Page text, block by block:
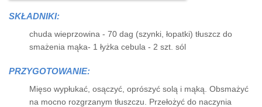
SKŁADNIKI:
chuda wieprzowina - 70 dag (szynki, łopatki) tłuszcz do
smażenia mąka- 1 łyżka cebula - 2 szt. sól
PRZYGOTOWANIE:
Mięso wypłukać, osączyć, oprószyć solą i mąką. Obsmażyć
na mocno rozgrzanym tłuszczu. Przełożyć do naczynia